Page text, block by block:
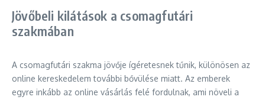
Jövőbeli kilátások a csomagfutári
szakmában
A csomagfutári szakma jövője ígéretesnek tűnik, különösen az
online kereskedelem további bővülése miatt. Az emberek
egyre inkább az online vásárlás felé fordulnak, ami növeli a